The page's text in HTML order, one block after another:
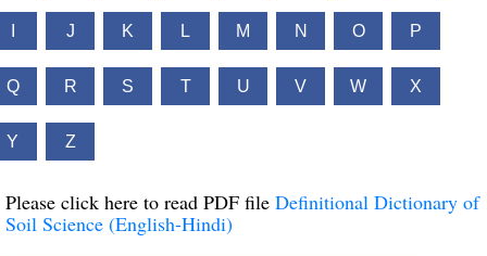
J K L M N O P
Q R S T U V W X
Y Z
Please click here to read PDF file Definitional Dictionary of
Soil Science (English-Hindi)